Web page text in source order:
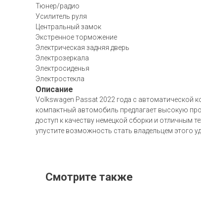
Тюнер/радио
Усилитель руля
Центральный замок
Экстренное торможение
Электрическая задняя дверь
Электрозеркала
Электросиденья
Электростекла
Описание
Volkswagen Passat 2022 года с автоматической
компактный автомобиль предлагает высокую
доступ к качеству немецкой сборки и
упустите возможность стать владельцем этого
Смотрите также